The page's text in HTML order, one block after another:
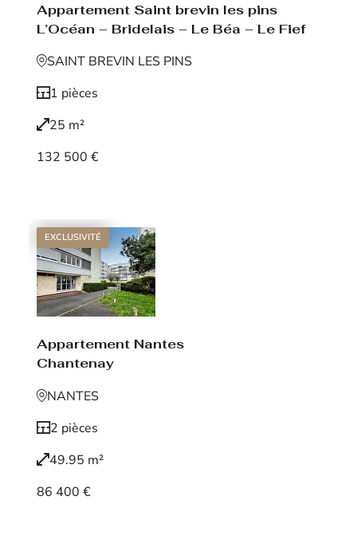
Appartement Saint brevin les pins
L’Océan – Bridelais – Le Béa – Le Fief
SAINT BREVIN LES PINS
1 pièces
25 m²
132 500 €
EXCLUSIVITÉ
Appartement Nantes
Chantenay
NANTES
2 pièces
49.95 m²
86 400 €